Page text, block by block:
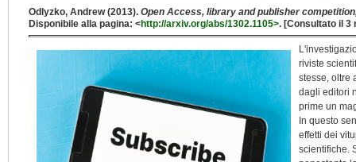
Odlyzko, Andrew (2013). Open Access, library and publisher
Disponibile alla pagina: <http://arxiv.org/abs/1302.1105>. [Consultato il 3
riviste
stesse, oltre
dagli editori
prime un
In questo
effetti dei
scientifiche.